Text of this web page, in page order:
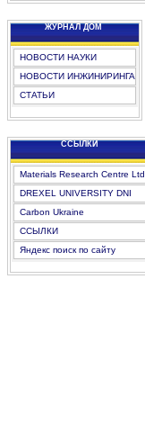
ЖУРНАЛ ДОМ
НОВОСТИ НАУКИ
НОВОСТИ ИНЖИНИРИНГА
СТАТЬИ
CCЫЛКИ
Materials Research Centre Ltd.
DREXEL UNIVERSITY DNI
Carbon Ukraine
ССЫЛКИ
Яндекс поиск по сайту